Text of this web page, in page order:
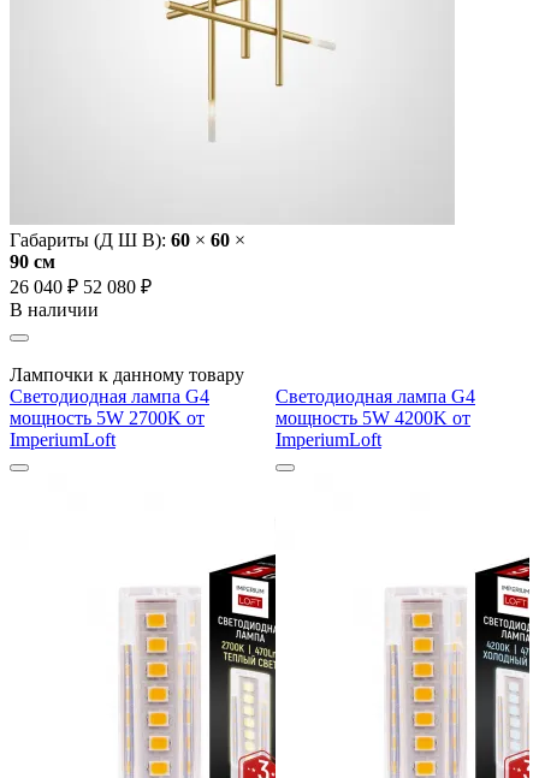
Габариты (Д Ш В): 60 × 60 ×
90 cм
26 040 ₽ 52 080 ₽
В наличии
Лампочки к данному товару
Светодиодная лампа G4
мощность 5W 2700K от
ImperiumLoft
Светодиодная лампа G4
мощность 5W 4200K от
ImperiumLoft